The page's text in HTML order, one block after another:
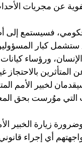
عن مجريات
فسيستمع إلى
ستشمل كبار
ورؤساء كيانات
المتأثرين
لخبير الأمم
التي موُرست بحق
وضرورة زيارة
أي إجراء